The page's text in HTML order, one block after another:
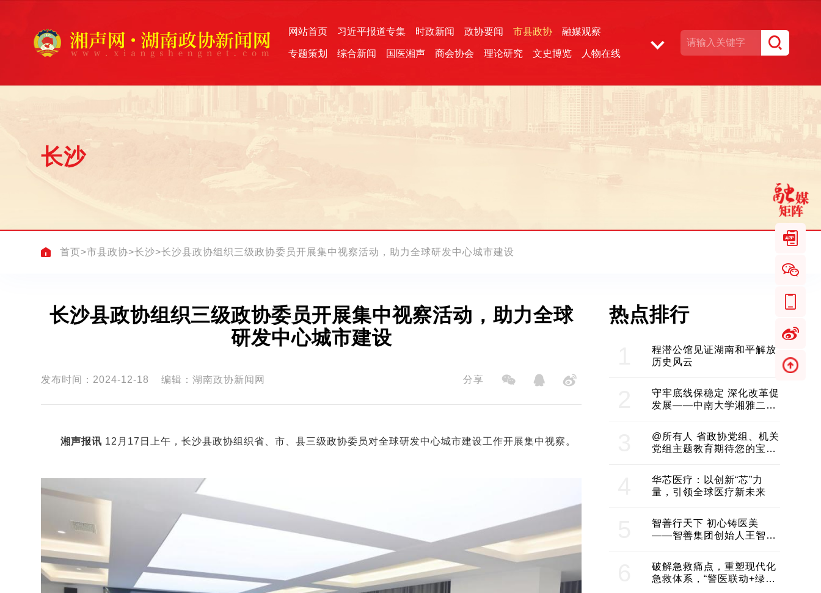
网站首页 习近平报道专集 时政新闻 政协要闻 市县政协 融媒观察
专题策划 综合新闻 国医湘声 商会协会 理论研究 文史博览 人物在线
长沙
首页>市县政协>长沙>长沙县政协组织三级政协委员开展集中视察活动，助力全球研发中心城市建设
长沙县政协组织三级政协委员开展集中视察活动，助力全球
研发中心城市建设
发布时间：2024-12-18 编辑：湖南政协新闻网 分享
湘声报讯 12月17日上午，长沙县政协组织省、市、县三级政协委员对全球研发中心城市建设工作开展集中视察。
热点排行
程潜公馆见证湖南和平解放
历史风云
守牢底线保稳定 深化改革促
发展——中南大学湘雅二医
@所有人 省政协党组、机关
党组主题教育期待您的宝贵
华芯医疗：以创新“芯”力
量，引领全球医疗新未来
智善行天下 初心铸医美
——智善集团创始人王智带
建医美产业良性生态圈
破解急救痛点，重塑现代化
急救体系，“警医联动+绿波